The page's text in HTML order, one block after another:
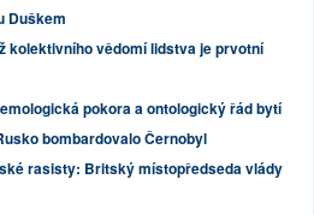
Duškem
kolektivního vědomí lidstva je prvotní
pokora a ontologický řád bytí
bombardovalo Černobyl
rasisty: Britský místopředseda vlády